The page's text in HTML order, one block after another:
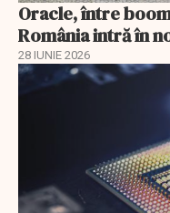
Oracle, între
România intră în
28 IUNIE 2026